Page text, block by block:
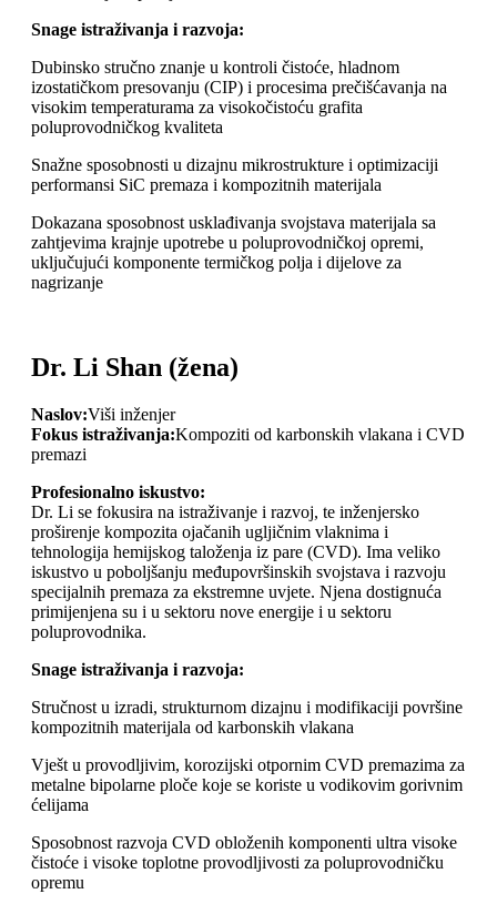
Snage istraživanja i razvoja:
Dubinsko stručno znanje u kontroli čistoće, hladnom
izostatičkom presovanju (CIP) i procesima prečišćavanja na
visokim temperaturama za visokočistoću grafita
poluprovodničkog kvaliteta
Snažne sposobnosti u dizajnu mikrostrukture i optimizaciji
performansi SiC premaza i kompozitnih materijala
Dokazana sposobnost usklađivanja svojstava materijala sa
zahtjevima krajnje upotrebe u poluprovodničkoj opremi,
uključujući komponente termičkog polja i dijelove za
nagrizanje
Dr. Li Shan (žena)
Naslov:Viši inženjer
Fokus istraživanja:Kompoziti od karbonskih vlakana i CVD
premazi
Profesionalno iskustvo:
Dr. Li se fokusira na istraživanje i razvoj, te inženjersko
proširenje kompozita ojačanih ugljičnim vlaknima i
tehnologija hemijskog taloženja iz pare (CVD). Ima veliko
iskustvo u poboljšanju međupovršinskih svojstava i razvoju
specijalnih premaza za ekstremne uvjete. Njena dostignuća
primijenjena su i u sektoru nove energije i u sektoru
poluprovodnika.
Snage istraživanja i razvoja:
Stručnost u izradi, strukturnom dizajnu i modifikaciji površine
kompozitnih materijala od karbonskih vlakana
Vješt u provodljivim, korozijski otpornim CVD premazima za
metalne bipolarne ploče koje se koriste u vodikovim gorivnim
ćelijama
Sposobnost razvoja CVD obloženih komponenti ultra visoke
čistoće i visoke toplotne provodljivosti za poluprovodničku
opremu